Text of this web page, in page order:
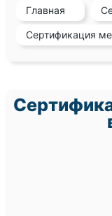
Главная
Сертификация